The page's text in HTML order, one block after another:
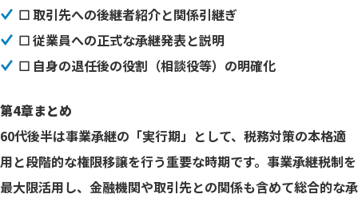
☐ 取引先への後継者紹介と関係引継ぎ
☐ 従業員への正式な承継発表と説明
☐ 自身の退任後の役割（相談役等）の明確化
第4章まとめ
60代後半は事業承継の「実行期」として、税務対策の本格適
用と段階的な権限移譲を行う重要な時期です。事業承継税制を
最大限活用し、金融機関や取引先との関係も含めて総合的な承